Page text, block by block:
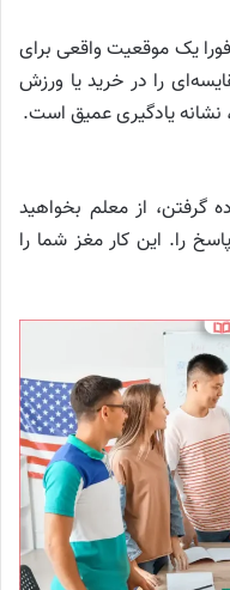
یک موقعیت واقعی برای
را در خرید یا ورزش
نشانه یادگیری عمیق است.
گرفتن، از معلم بخواهید
را. این کار مغز شما را